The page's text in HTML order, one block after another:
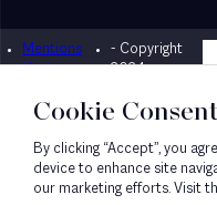
Mentions
légales
- Copyright
2024
Cookie
By clicking “Accept”, you
device to enhance site
our marketing efforts. Visit